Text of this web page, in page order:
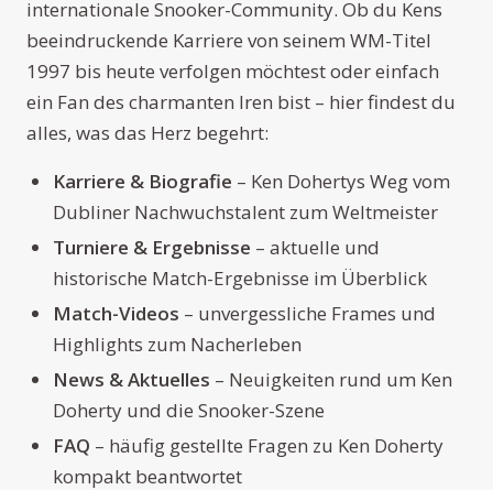
internationale Snooker-Community. Ob du Kens
beeindruckende Karriere von seinem WM-Titel
1997 bis heute verfolgen möchtest oder einfach
ein Fan des charmanten Iren bist – hier findest du
alles, was das Herz begehrt:
Karriere & Biografie – Ken Dohertys Weg vom
Dubliner Nachwuchstalent zum Weltmeister
Turniere & Ergebnisse – aktuelle und
historische Match-Ergebnisse im Überblick
Match-Videos – unvergessliche Frames und
Highlights zum Nacherleben
News & Aktuelles – Neuigkeiten rund um Ken
Doherty und die Snooker-Szene
FAQ – häufig gestellte Fragen zu Ken Doherty
kompakt beantwortet